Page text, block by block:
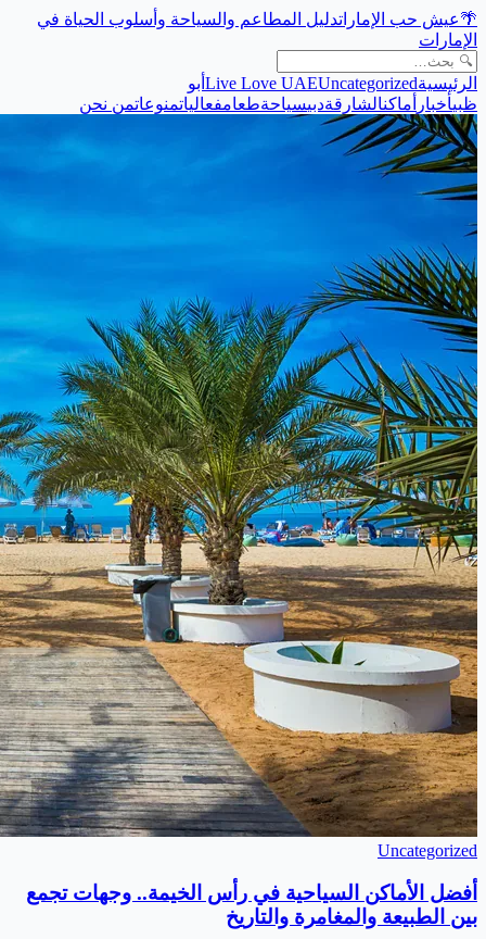
🌴عيش حب الإماراتدليل المطاعم والسياحة وأسلوب الحياة في
الإمارات
الرئيسية Live Love UAEUncategorized
أبو
ظبيأخبار أماكنالشارقةدبيسياحةطعامفعالياتمنوعاتمن نحن
Uncategorized
أفضل الأماكن السياحية في رأس الخيمة.. وجهات تجمع
بين الطبيعة والمغامرة والتاريخ